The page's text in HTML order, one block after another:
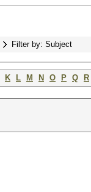
Filter by: Subject
K L M N O P Q
R